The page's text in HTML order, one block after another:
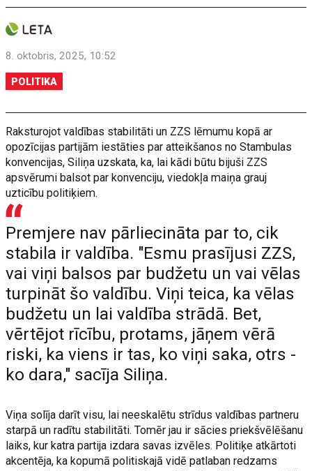
8. oktobris, 2025, 10:52
POLITIKA
Raksturojot valdības stabilitāti un ZZS lēmumu kopā ar
opozīcijas partijām iestāties par atteikšanos no Stambulas
konvencijas, Siliņa uzskata, ka, lai kādi būtu bijuši ZZS
apsvērumi balsot par konvenciju, viedokļa maiņa grauj
uzticību politiķiem.
Premjere nav pārliecināta par to, cik
stabila ir valdība. "Esmu prasījusi ZZS,
vai viņi balsos par budžetu un vai vēlas
turpināt šo valdību. Viņi teica, ka vēlas
budžetu un lai valdība strādā. Bet,
vērtējot rīcību, protams, jāņem vērā
riski, ka viens ir tas, ko viņi saka, otrs -
ko dara," sacīja Siliņa.
Viņa solīja darīt visu, lai neeskalētu strīdus valdības partneru
starpā un radītu stabilitāti. Tomēr jau ir sācies priekšvēlēšanu
laiks, kur katra partija izdara savas izvēles. Politiķe atkārtoti
akcentēja, ka kopumā politiskajā vidē patlaban redzams